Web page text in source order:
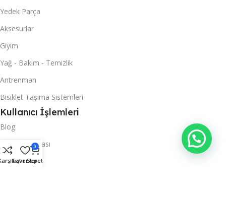
Yedek Parça
Aksesurlar
Giyim
Yağ - Bakım - Temizlik
Antrenman
Bisiklet Taşıma Sistemleri
Kullanıcı İşlemleri
Blog
Gizlilik Politikası
iletisimFavoriler
0
Sepet